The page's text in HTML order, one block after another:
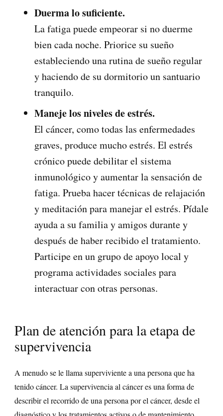
Duerma lo suficiente.
La fatiga puede empeorar si no duerme
bien cada noche. Priorice su sueño
estableciendo una rutina de sueño regular
y haciendo de su dormitorio un santuario
tranquilo.
Maneje los niveles de estrés.
El cáncer, como todas las enfermedades
graves, produce mucho estrés. El estrés
crónico puede debilitar el sistema
inmunológico y aumentar la sensación de
fatiga. Prueba hacer técnicas de relajación
y meditación para manejar el estrés. Pídale
ayuda a su familia y amigos durante y
después de haber recibido el tratamiento.
Participe en un grupo de apoyo local y
programa actividades sociales para
interactuar con otras personas.
Plan de atención para la etapa de
supervivencia
A menudo se le llama superviviente a una persona que ha
tenido cáncer. La supervivencia al cáncer es una forma de
describir el recorrido de una persona por el cáncer, desde el